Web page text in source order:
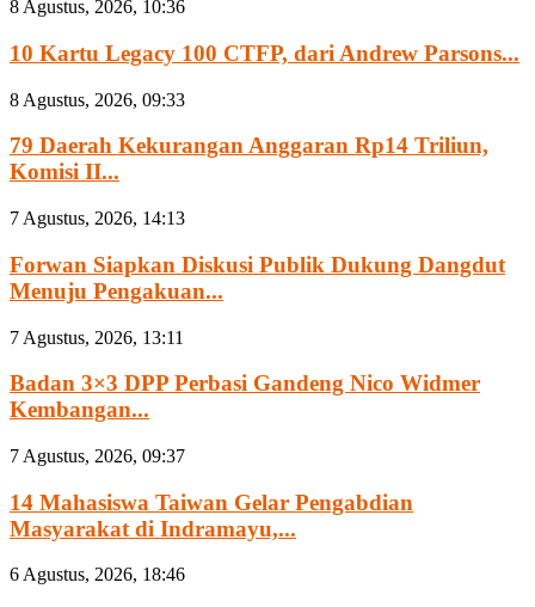
8 Agustus, 2026, 10:36
10 Kartu Legacy 100 CTFP, dari Andrew Parsons...
8 Agustus, 2026, 09:33
79 Daerah Kekurangan Anggaran Rp14 Triliun,
Komisi II...
7 Agustus, 2026, 14:13
Forwan Siapkan Diskusi Publik Dukung Dangdut
Menuju Pengakuan...
7 Agustus, 2026, 13:11
Badan 3×3 DPP Perbasi Gandeng Nico Widmer
Kembangan...
7 Agustus, 2026, 09:37
14 Mahasiswa Taiwan Gelar Pengabdian
Masyarakat di Indramayu,...
6 Agustus, 2026, 18:46